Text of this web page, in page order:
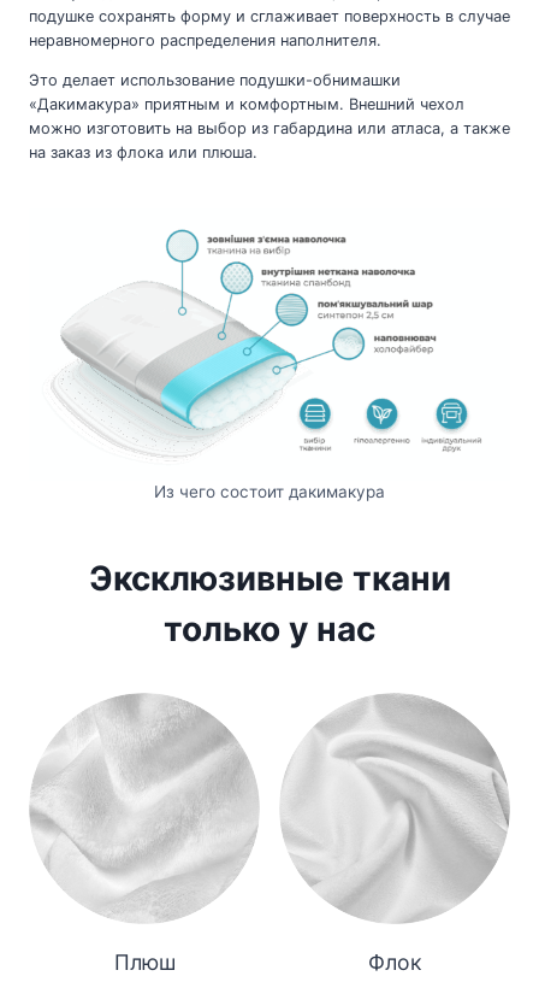
подушке сохранять форму и сглаживает поверхность в случае
неравномерного распределения наполнителя.
Это делает использование подушки-обнимашки
«Дакимакура» приятным и комфортным. Внешний чехол
можно изготовить на выбор из габардина или атласа, а также
на заказ из флока или плюша.
Из чего состоит дакимакура
Эксклюзивные ткани
только у нас
Плюш Флок